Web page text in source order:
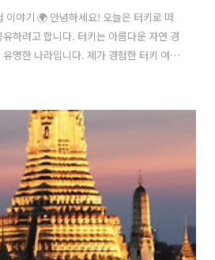
이야기 🌍 안녕하세요! 오늘은 터키로 떠
하려고 합니다. 터키는 아름다운 자연 경
명한 나라입니다. 제가 경험한 터키 여행
! 🏛 역사의 숨결을 느끼다 🏛 첫 번째로,
가장 유명한 관광지 중 하나입니다. 아야
태의 건물로, 오랜 세월 동안 교회와 모스
1935년부터는 박물관으로 사용되고 있어
습니다. 아야 소피아를 방문하면 터키의
만 아니라 아름다운 건축물을 감상할 수